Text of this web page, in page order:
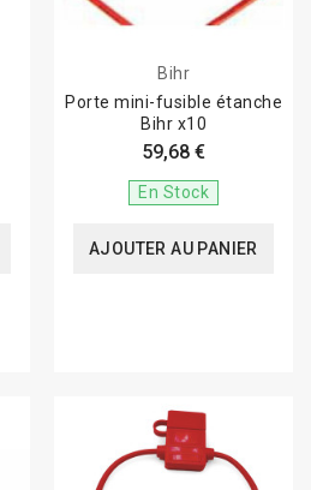
Bihr
Porte mini-fusible étanche
Bihr x10
59,68 €
En Stock
AJOUTER AU PANIER